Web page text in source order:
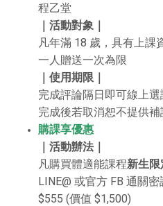
程乙堂
｜活動對象｜
凡年滿 18 歲，具有上課
一人贈送一次為限
｜使用期限｜
完成評論隔日即可線上
完成後若取消恕不提供補
購課享優惠
｜活動辦法｜
凡購買體適能課程新生限
LINE@ 或官方 FB 通關密
$555 (價值 $1,500)